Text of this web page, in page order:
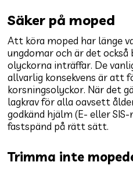
Säker på moped
Att köra moped har länge
ungdomar och är det
olyckorna inträffar. De
allvarlig konsekvens är att
korsningsolyckor. När det
lagkrav för alla oavsett
godkänd hjälm (E- eller
fastspänd på rätt sätt.
Trimma inte